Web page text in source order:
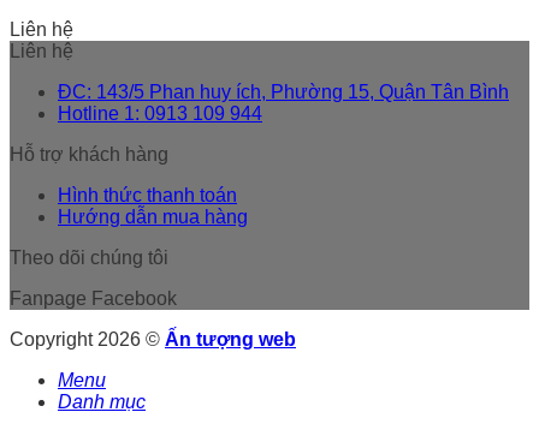
Liên hệ
Liên hệ
ĐC: 143/5 Phan huy ích, Phường 15, Quận Tân Bình
Hotline 1: 0913 109 944
Hỗ trợ khách hàng
Hình thức thanh toán
Hướng dẫn mua hàng
Theo dõi chúng tôi
Fanpage Facebook
Copyright 2026 © Ấn tượng web
Menu
Danh mục